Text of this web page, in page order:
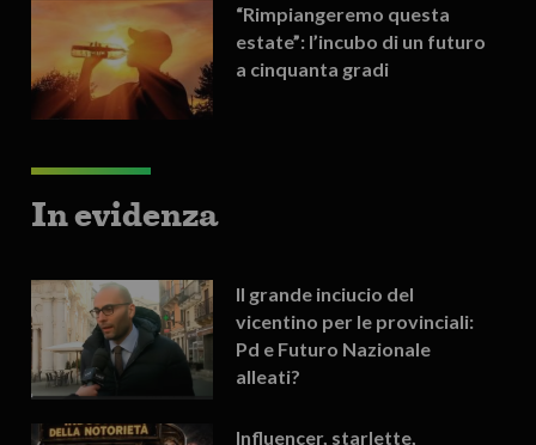
“Rimpiangeremo questa
estate”: l’incubo di un futuro
a cinquanta gradi
In evidenza
Il grande inciucio del
vicentino per le provinciali:
Pd e Futuro Nazionale
alleati?
Influencer, starlette,